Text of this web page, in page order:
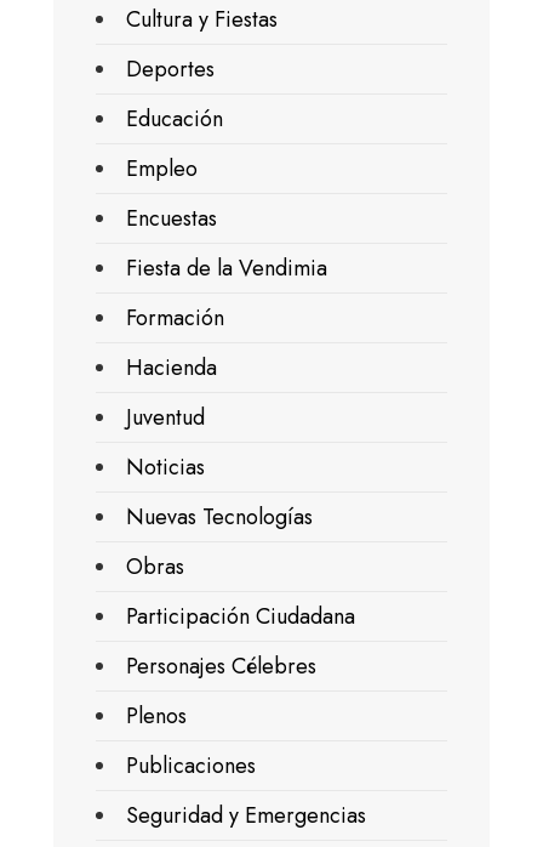
Cultura y Fiestas
Deportes
Educación
Empleo
Encuestas
Fiesta de la Vendimia
Formación
Hacienda
Juventud
Noticias
Nuevas Tecnologías
Obras
Participación Ciudadana
Personajes Célebres
Plenos
Publicaciones
Seguridad y Emergencias